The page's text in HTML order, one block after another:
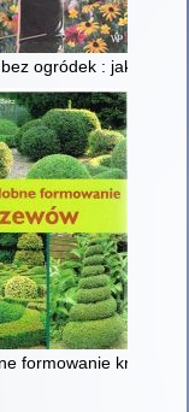
ogródek : jak dbać
będziesz wiedzieć,
formowanie krzewów